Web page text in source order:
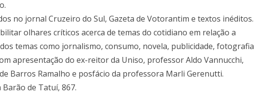
no jornal Cruzeiro do Sul, Gazeta de Votorantim e textos inéditos.
olhares críticos acerca de temas do cotidiano em relação a
temas como jornalismo, consumo, novela, publicidade, fotografia
apresentação do ex-reitor da Uniso, professor Aldo Vannucchi,
Barros Ramalho e posfácio da professora Marli Gerenutti.
de Tatuí, 867.